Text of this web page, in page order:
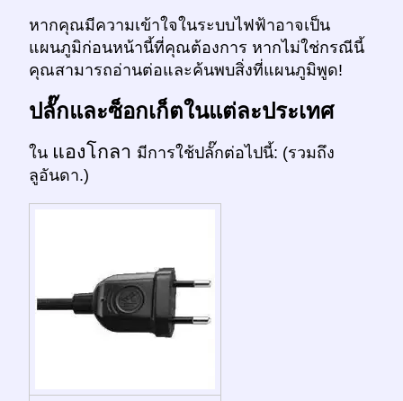
หากคุณมีความเข้าใจในระบบไฟฟ้าอาจเป็น
แผนภูมิก่อนหน้านี้ที่คุณต้องการ หากไม่ใช่กรณีนี้
คุณสามารถอ่านต่อและค้นพบสิ่งที่แผนภูมิพูด!
ปลั๊กและซ็อกเก็ตในแต่ละประเทศ
ใน แองโกลา มีการใช้ปลั๊กต่อไปนี้: (รวมถึง
ลูอันดา.)